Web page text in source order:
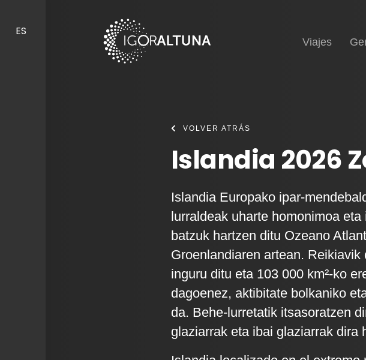
ES
Viajes
VOLVER ATRÁS
Islandia 2026
Islandia Europako ipar-
lurraldeak uharte homonimoa
batzuk hartzen ditu Ozeano
Groenlandiaren artean.
inguru ditu eta 103 000 km²-ko
dagoenez, aktibitate bolkaniko
da. Behe-lurretatik itsasoratzen
glaziarrak eta ibai glaziarrak dira